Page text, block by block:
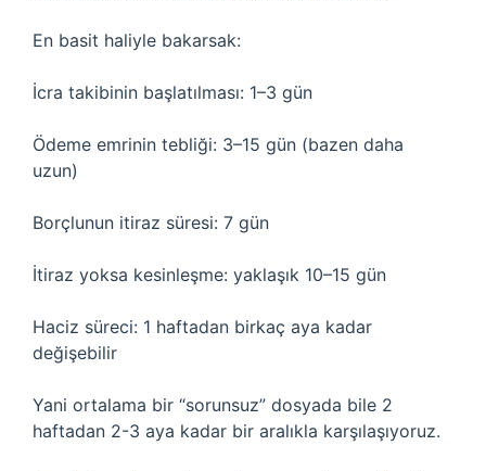
En basit haliyle bakarsak:
İcra takibinin başlatılması: 1–3 gün
Ödeme emrinin tebliği: 3–15 gün (bazen daha
uzun)
Borçlunun itiraz süresi: 7 gün
İtiraz yoksa kesinleşme: yaklaşık 10–15 gün
Haciz süreci: 1 haftadan birkaç aya kadar
değişebilir
Yani ortalama bir “sorunsuz” dosyada bile 2
haftadan 2-3 aya kadar bir aralıkla karşılaşıyoruz.